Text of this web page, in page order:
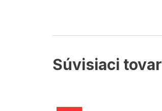
Súvisiaci tovar